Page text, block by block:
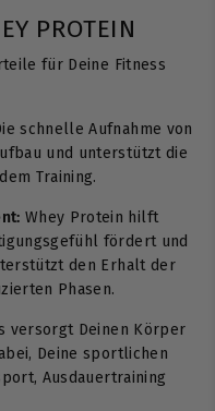
PROTEIN
für Deine Fitness
schnelle Aufnahme von
und unterstützt die
Training.
Whey Protein hilft
fördert und
den Erhalt der
Phasen.
versorgt Deinen Körper
Deine sportlichen
Ausdauertraining